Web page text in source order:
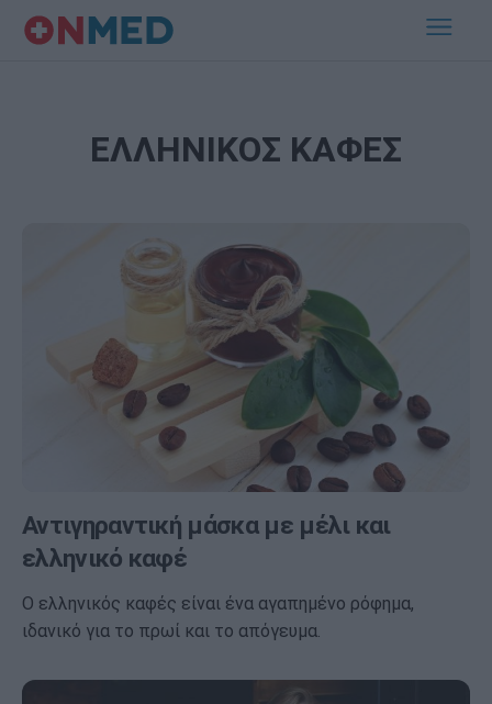
ΕΛΛΗΝΙΚΟΣ ΚΑΦΕΣ
Αντιγηραντική μάσκα με μέλι και
ελληνικό καφέ
Ο ελληνικός καφές είναι ένα αγαπημένο ρόφημα,
ιδανικό για το πρωί και το απόγευμα.